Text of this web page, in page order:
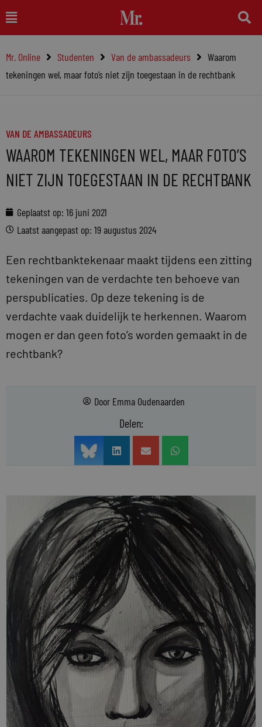
naar
inhoud
Main
Menu
Mr. Online Studenten Van de ambassadeurs
Waarom
tekeningen wel, maar foto’s niet zijn toegestaan in de rechtbank
VAN DE AMBASSADEURS
WAAROM TEKENINGEN WEL, MAAR FOTO’S
NIET ZIJN TOEGESTAAN IN DE RECHTBANK
Geplaatst op: 16 juni 2021
Laatst aangepast op: 19 augustus 2024
Een rechtbanktekenaar maakt tijdens een zitting
tekeningen van de verdachte ten behoeve van
perspublicaties. Op deze tekening is de
verdachte vaak duidelijk te herkennen. Waarom
mogen er dan geen foto’s worden gemaakt in de
rechtbank?
Door Emma Oudenaarden
Delen: